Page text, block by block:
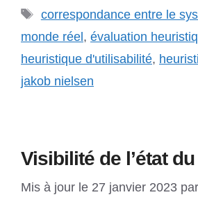
Étiquettes
correspondance entre le
monde réel, évaluation
heuristique d'utilisabilité,
jakob nielsen
Visibilité de l’état
Mis à jour le 27 janvier 2023 par